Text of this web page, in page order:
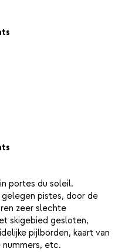
portes du soleil.
pistes, door de
zeer slechte
skigebied gesloten,
pijlborden, kaart van
etc.